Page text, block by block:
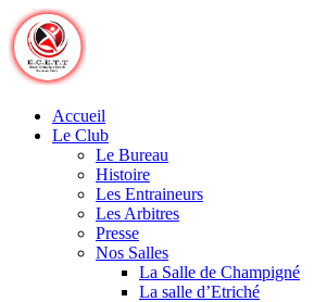
Skip
to
content
Accueil
Le Club
Le Bureau
Histoire
Les Entraineurs
Les Arbitres
Presse
Nos Salles
La Salle de Champigné
La salle d’Etriché